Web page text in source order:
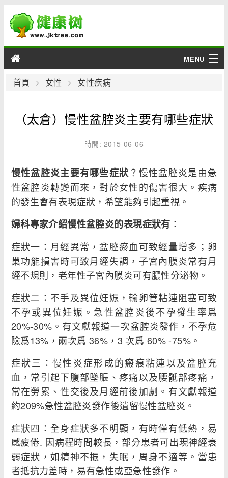
MENU
男性
綜合
疾病
首頁 女性 女性疾病
（太倉）慢性盆腔炎主要有哪些症狀
時間: 2015-06-06
慢性盆腔炎主要有哪些症狀？慢性盆腔炎是由急
性盆腔炎轉變而來，對於女性的傷害很大。疾病
的發生會有表現症狀，希望能夠引起重視。
婦科專家介紹慢性盆腔炎的表現症狀有 ：
症狀一：月經異常，盆腔瘀血可致經量增多；卵
巢功能損害時可致月經失調，子宮內膜炎常有月
經不規則，老年性子宮內膜炎可有膿性分泌物。
症狀二：不手及異位妊娠，輸卵管粘連阻塞可致
不孕或異位妊娠。急性盆腔炎後不孕發生率爲
20%-30%。有文獻報道一次盆腔炎發作，不孕危
險爲13%，兩次爲 36%，3 次爲 60% -75%。
症狀三：慢性炎症形成的瘢痕粘連以及盆腔充
血，常引起下腹部墜脹、疼痛以及腰骶部疼痛，
常在勞累、性交後及月經前後加劇。有文獻報道
約209%急性盆腔炎發作後遺留慢性盆腔炎。
症狀四：全身症狀多不明顯，有時僅有低熱，易
感疲倦. 因病程時間較長，部分患者可出現神經衰
弱症狀，如精神不振，失眠，周身不適等。當患
者抵抗力差時，易有急性或亞急性發作。